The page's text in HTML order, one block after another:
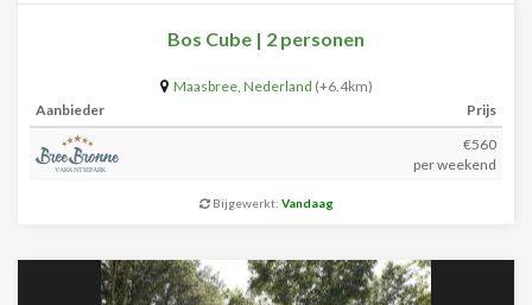
Bos Cube | 2 personen
Maasbree, Nederland (+6.4km)
Aanbieder
Prijs
€560
per weekend
Bijgewerkt: Vandaag